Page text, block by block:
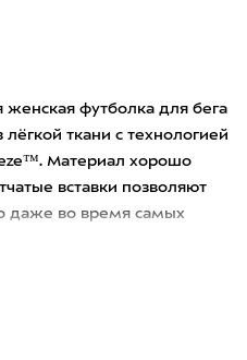
женская футболка для бега
ткани с технологией
Материал хорошо
вставки позволяют
даже во время самых